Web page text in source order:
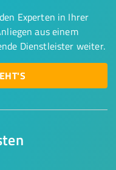
Experten in Ihrer
aus einem
Dienstleister weiter.